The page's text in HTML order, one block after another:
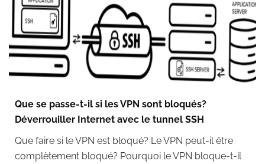
Que se passe-t-il si les VPN sont bloqués?
Déverrouiller Internet avec le tunnel SSH
Que faire si le VPN est bloqué? Le VPN peut-il être
complètement bloqué? Pourquoi le VPN bloque-t-il